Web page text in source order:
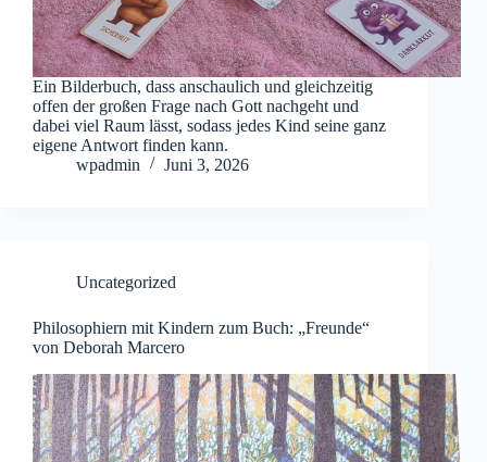
Ein Bilderbuch, dass anschaulich und gleichzeitig
offen der großen Frage nach Gott nachgeht und
dabei viel Raum lässt, sodass jedes Kind seine ganz
eigene Antwort finden kann.
wpadmin
Juni 3, 2026
Uncategorized
Philosophiern mit Kindern zum Buch: „Freunde“
von Deborah Marcero